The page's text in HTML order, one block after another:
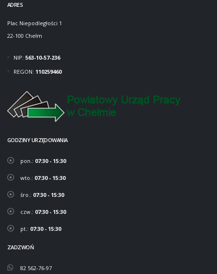
ADRES
Plac Niepodległości 1
22-100 Chełm
NIP: 563-10-57-236
REGON: 110259460
GODZINY URZĘDOWANIA
pon.: 07:30 - 15:30
wto.: 07:30 - 15:30
śro.: 07:30 - 15:30
czw.: 07:30 - 15:30
pt.: 07:30 - 15:30
ZADZWOŃ
82 562-76-97